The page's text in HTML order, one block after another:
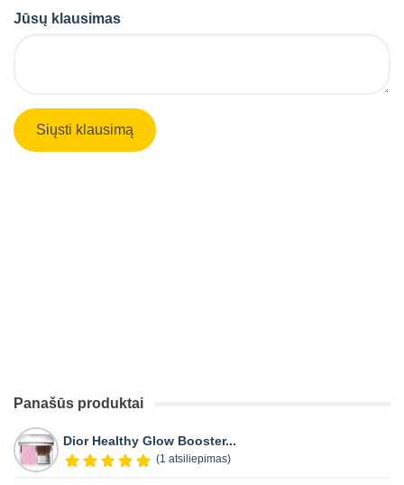
Jūsų klausimas
Panašūs produktai
Dior Healthy Glow Booster...
(1 atsiliepimas)